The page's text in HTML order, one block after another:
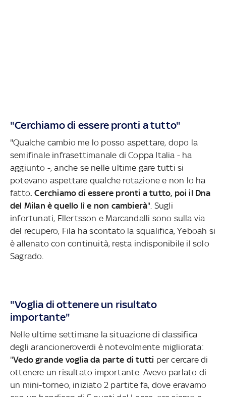
"Cerchiamo di essere pronti a tutto"
"Qualche cambio me lo posso aspettare, dopo la
semifinale infrasettimanale di Coppa Italia - ha
aggiunto -, anche se nelle ultime gare tutti si
potevano aspettare qualche rotazione e non lo ha
fatto. Cerchiamo di essere pronti a tutto, poi il Dna
del Milan è quello lì e non cambierà". Sugli
infortunati, Ellertsson e Marcandalli sono sulla via
del recupero, Fila ha scontato la squalifica, Yeboah si
è allenato con continuità, resta indisponibile il solo
Sagrado.
"Voglia di ottenere un risultato
importante"
Nelle ultime settimane la situazione di classifica
degli arancioneroverdi è notevolmente migliorata:
"Vedo grande voglia da parte di tutti per cercare di
ottenere un risultato importante. Avevo parlato di
un mini-torneo, iniziato 2 partite fa, dove eravamo